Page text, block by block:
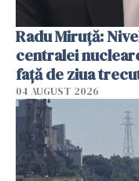
Radu Miruţă:
centralei
faţă de ziua
04 AUGUST 2026